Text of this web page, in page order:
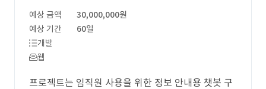
예상 금액
30,000,000원
예상 기간
60일
개발
웹
프로젝트는 임직원 사용을 위한 정보 안내용 챗봇 구